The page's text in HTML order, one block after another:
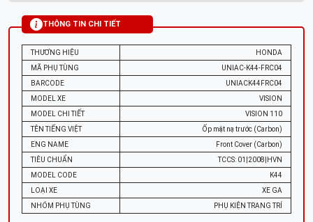
THÔNG TIN CHI TIẾT
THƯƠNG HIỆU
HONDA
MÃ PHỤ TÙNG
UNIAC-K44-FRC04
BARCODE
UNIACK44FRC04
MODEL XE
VISION
MODEL CHI TIẾT
VISION 110
TÊN TIẾNG VIỆT
Ốp mặt nạ trước (Carbon)
ENG NAME
Front Cover (Carbon)
TIÊU CHUẨN
TCCS: 01|2008|HVN
MODEL CODE
K44
LOẠI XE
XE GA
NHÓM PHỤ TÙNG
PHỤ KIỆN TRANG TRÍ